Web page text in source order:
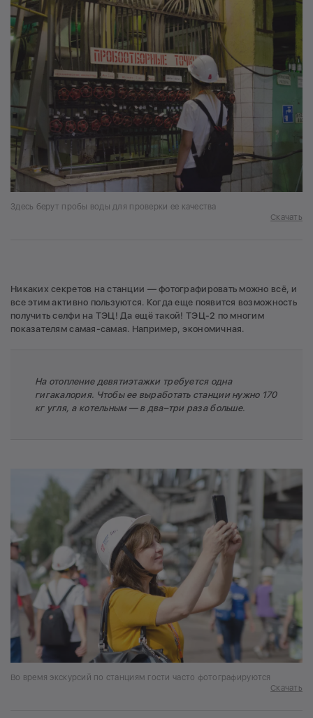
Здесь берут пробы воды для проверки ее качества
Скачать
Никаких секретов на станции — фотографировать можно всё, и
все этим активно пользуются. Когда еще появится возможность
получить селфи на ТЭЦ! Да ещё такой! ТЭЦ-2 по многим
показателям самая-самая. Например, экономичная.
На отопление девятиэтажки требуется одна
гигакалория. Чтобы ее выработать станции нужно 170
кг угля, а котельным — в два–три раза больше.
Во время экскурсий по станциям гости часто фотографируются
Скачать